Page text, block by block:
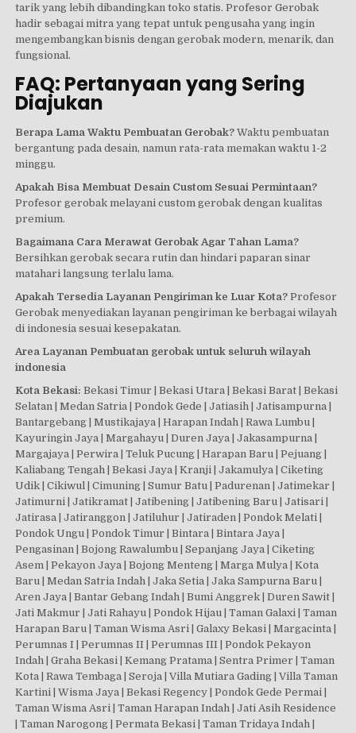
tarik yang lebih dibandingkan toko statis. Profesor Gerobak
hadir sebagai mitra yang tepat untuk pengusaha yang ingin
mengembangkan bisnis dengan gerobak modern, menarik, dan
fungsional.
FAQ: Pertanyaan yang Sering
Diajukan
Berapa Lama Waktu Pembuatan Gerobak? Waktu pembuatan
bergantung pada desain, namun rata-rata memakan waktu 1-2
minggu.
Apakah Bisa Membuat Desain Custom Sesuai Permintaan?
Profesor gerobak melayani custom gerobak dengan kualitas
premium.
Bagaimana Cara Merawat Gerobak Agar Tahan Lama?
Bersihkan gerobak secara rutin dan hindari paparan sinar
matahari langsung terlalu lama.
Apakah Tersedia Layanan Pengiriman ke Luar Kota? Profesor
Gerobak menyediakan layanan pengiriman ke berbagai wilayah
di indonesia sesuai kesepakatan.
Area Layanan Pembuatan gerobak untuk seluruh wilayah
indonesia
Kota Bekasi: Bekasi Timur | Bekasi Utara | Bekasi Barat | Bekasi
Selatan | Medan Satria | Pondok Gede | Jatiasih | Jatisampurna |
Bantargebang | Mustikajaya | Harapan Indah | Rawa Lumbu |
Kayuringin Jaya | Margahayu | Duren Jaya | Jakasampurna |
Margajaya | Perwira | Teluk Pucung | Harapan Baru | Pejuang |
Kaliabang Tengah | Bekasi Jaya | Kranji | Jakamulya | Ciketing
Udik | Cikiwul | Cimuning | Sumur Batu | Padurenan | Jatimekar |
Jatimurni | Jatikramat | Jatibening | Jatibening Baru | Jatisari |
Jatirasa | Jatiranggon | Jatiluhur | Jatiraden | Pondok Melati |
Pondok Ungu | Pondok Timur | Bintara | Bintara Jaya |
Pengasinan | Bojong Rawalumbu | Sepanjang Jaya | Ciketing
Asem | Pekayon Jaya | Bojong Menteng | Marga Mulya | Kota
Baru | Medan Satria Indah | Jaka Setia | Jaka Sampurna Baru |
Aren Jaya | Bantar Gebang Indah | Bumi Anggrek | Duren Sawit |
Jati Makmur | Jati Rahayu | Pondok Hijau | Taman Galaxi | Taman
Harapan Baru | Taman Wisma Asri | Galaxy Bekasi | Margacinta |
Perumnas I | Perumnas II | Perumnas III | Pondok Pekayon
Indah | Graha Bekasi | Kemang Pratama | Sentra Primer | Taman
Kota | Rawa Tembaga | Seroja | Villa Mutiara Gading | Villa Taman
Kartini | Wisma Jaya | Bekasi Regency | Pondok Gede Permai |
Taman Wisma Asri | Taman Harapan Indah | Jati Asih Residence
| Taman Narogong | Permata Bekasi | Taman Tridaya Indah |